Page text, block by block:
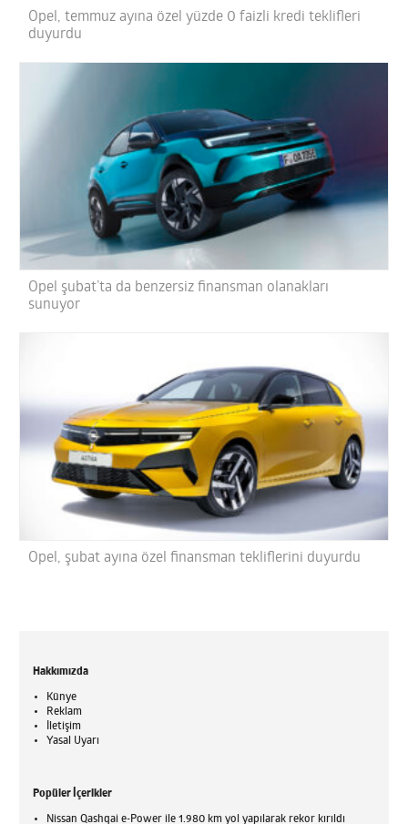
Opel, temmuz ayına özel yüzde 0 faizli kredi teklifleri
duyurdu
Opel şubat’ta da benzersiz finansman olanakları
sunuyor
Opel, şubat ayına özel finansman tekliflerini duyurdu
Hakkımızda
Künye
Reklam
İletişim
Yasal Uyarı
Popüler İçerikler
Nissan Qashqai e-Power ile 1.980 km yol yapılarak rekor kırıldı